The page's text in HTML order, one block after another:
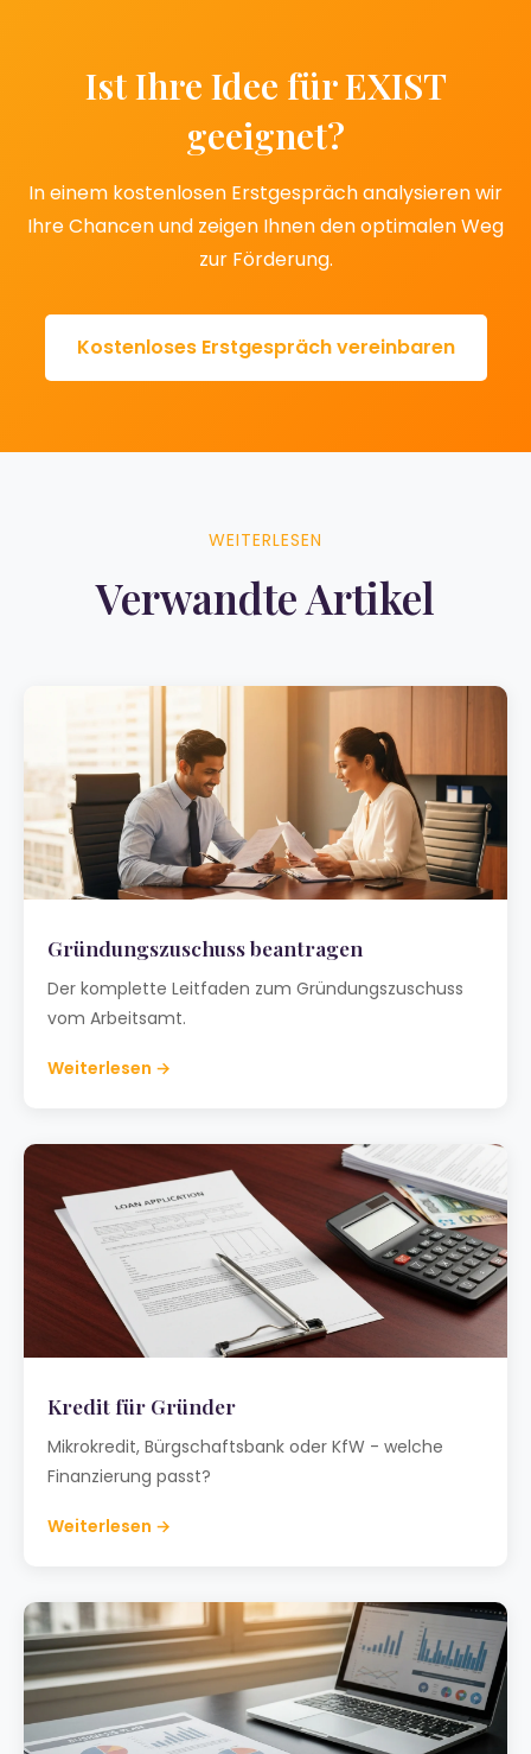
Ist Ihre Idee für EXIST
geeignet?
In einem kostenlosen Erstgespräch analysieren wir
Ihre Chancen und zeigen Ihnen den optimalen Weg
zur Förderung.
Kostenloses Erstgespräch vereinbaren
WEITERLESEN
Verwandte Artikel
Gründungszuschuss beantragen
Der komplette Leitfaden zum Gründungszuschuss
vom Arbeitsamt.
Weiterlesen →
Kredit für Gründer
Mikrokredit, Bürgschaftsbank oder KfW - welche
Finanzierung passt?
Weiterlesen →